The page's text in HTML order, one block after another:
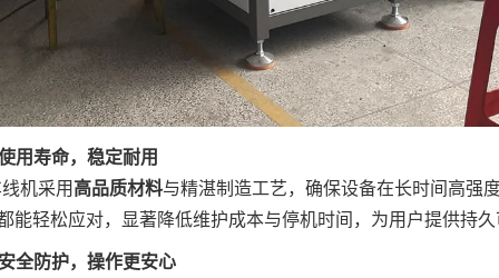
用寿命，稳定耐用
机采用高品质材料与精湛制造工艺，确保设备在长时间高强
能轻松应对，显著降低维护成本与停机时间，为用户提供持
全防护，操作更安心